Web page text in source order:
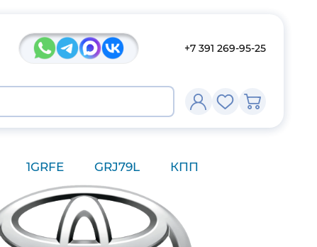
+7 391 269-95-25
1GRFE GRJ79L КПП